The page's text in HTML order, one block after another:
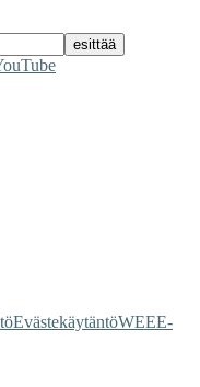
EvästekäytäntöWEEE-